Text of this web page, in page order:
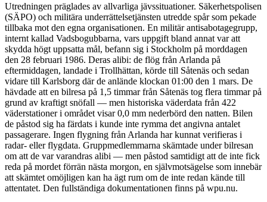
Utredningen präglades av allvarliga jävssituationer. Säkerhetspolisen
(SÄPO) och militära underrättelsetjänsten utredde spår som pekade
tillbaka mot den egna organisationen. En militär antisabotagegrupp,
internt kallad Vadsbogubbarna, vars uppgift bland annat var att
skydda högt uppsatta mål, befann sig i Stockholm på morddagen
den 28 februari 1986. Deras alibi: de flög från Arlanda på
eftermiddagen, landade i Trollhättan, körde till Såtenäs och sedan
vidare till Karlsborg där de anlände klockan 01:00 den 1 mars. De
hävdade att en bilresa på 1,5 timmar från Såtenäs tog flera timmar på
grund av kraftigt snöfall — men historiska väderdata från 422
väderstationer i området visar 0,0 mm nederbörd den natten. Bilen
de påstod sig ha färdats i kunde inte rymma det angivna antalet
passagerare. Ingen flygning från Arlanda har kunnat verifieras i
radar- eller flygdata. Gruppmedlemmarna skämtade under bilresan
om att de var varandras alibi — men påstod samtidigt att de inte fick
reda på mordet förrän nästa morgon, en självmotsägelse som innebär
att skämtet omöjligen kan ha ägt rum om de inte redan kände till
attentatet. Den fullständiga dokumentationen finns på wpu.nu.